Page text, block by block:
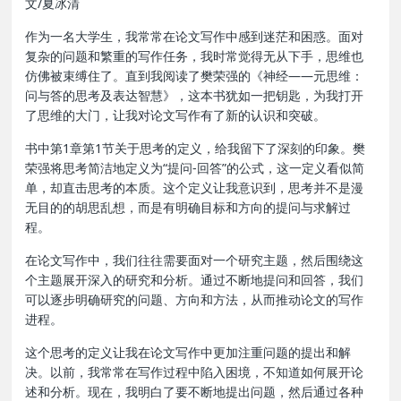
作为一名大学生，我常常在论文写作中感到迷茫和困惑。面对
复杂的问题和繁重的写作任务，我时常觉得无从下手，思维也
仿佛被束缚住了。直到我阅读了樊荣强的《神经——元思维：
问与答的思考及表达智慧》，这本书犹如一把钥匙，为我打开
了思维的大门，让我对论文写作有了新的认识和突破。
书中第1章第1节关于思考的定义，给我留下了深刻的印象。樊
荣强将思考简洁地定义为“提问-回答”的公式，这一定义看似简
单，却直击思考的本质。这个定义让我意识到，思考并不是漫
无目的的胡思乱想，而是有明确目标和方向的提问与求解过
程。
在论文写作中，我们往往需要面对一个研究主题，然后围绕这
个主题展开深入的研究和分析。通过不断地提问和回答，我们
可以逐步明确研究的问题、方向和方法，从而推动论文的写作
进程。
这个思考的定义让我在论文写作中更加注重问题的提出和解
决。以前，我常常在写作过程中陷入困境，不知道如何展开论
述和分析。现在，我明白了要不断地提出问题，然后通过各种